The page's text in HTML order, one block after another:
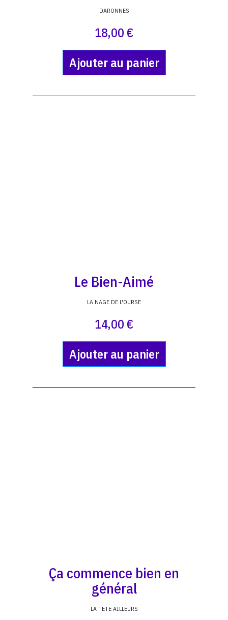
DARONNES
18,00 €
Ajouter au panier
Le Bien-Aimé
LA NAGE DE L'OURSE
14,00 €
Ajouter au panier
Ça commence bien en
général
LA TETE AILLEURS